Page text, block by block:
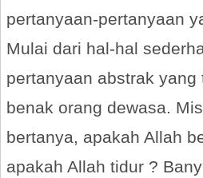
pertanyaan-pertanyaan
Mulai dari hal-hal
pertanyaan abstrak yang
benak orang dewasa.
bertanya, apakah Allah
apakah Allah tidur ?